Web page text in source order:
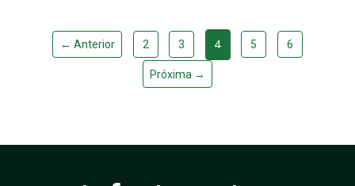
← Anterior 2 3 4 5 6
Próxima →